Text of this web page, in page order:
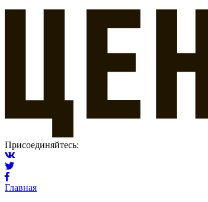
Присоединяйтесь:
Главная